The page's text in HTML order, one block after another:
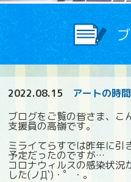
2022.08.15
アートの時
ブログをご覧の皆さま、こ
支援員の高嶺です。
ミライてらすでは昨年に引
予定だったのですが…
コロナウィルスの感染状況
した(ノД`)・゜・。